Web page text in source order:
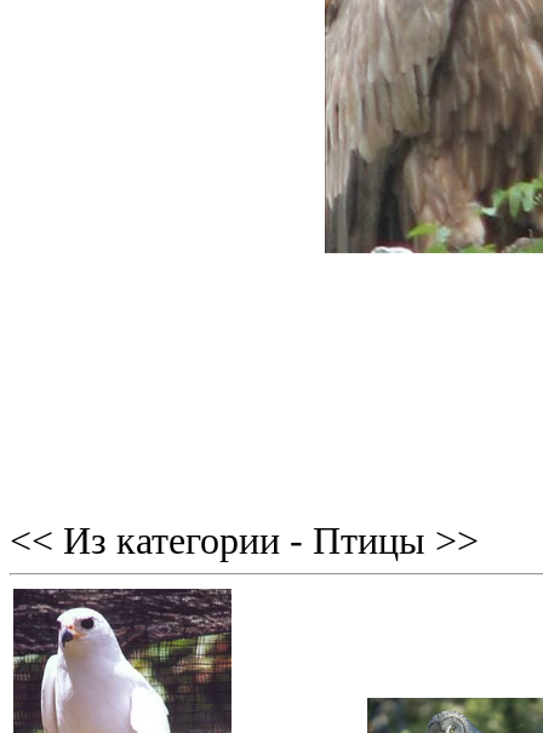
<< Из категории - Птицы >>